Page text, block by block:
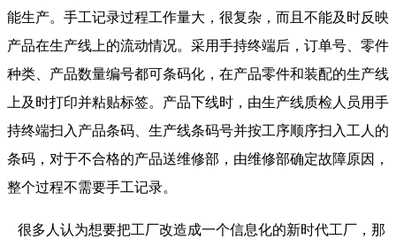
能生产。手工记录过程工作量大，很复杂，而且不能及时反映
产品在生产线上的流动情况。采用手持终端后，订单号、零件
种类、产品数量编号都可条码化，在产品零件和装配的生产线
上及时打印并粘贴标签。产品下线时，由生产线质检人员用手
持终端扫入产品条码、生产线条码号并按工序顺序扫入工人的
条码，对于不合格的产品送维修部，由维修部确定故障原因，
整个过程不需要手工记录。
很多人认为想要把工厂改造成一个信息化的新时代工厂，那